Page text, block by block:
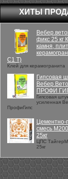
ХИТЫ
фикс 25 кг
камня,
С1 Т)
Клей для керамогранита
Гипсовая
ПРОФИ
Гипсовая
усиленная
ПрофиГипс
Цементно-
смесь
25кг
ЦПС
25кг